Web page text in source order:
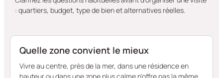
: quartiers, budget, type de bien et alternatives réelles.
Quelle zone convient le mieux
Vivre au centre, près de la mer, dans une résidence en